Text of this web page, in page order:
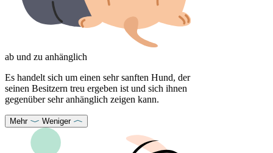
ab und zu anhänglich
Es handelt sich um einen sehr sanften Hund, der
seinen Besitzern treu ergeben ist und sich ihnen
gegenüber sehr anhänglich zeigen kann.
Mehr Weniger